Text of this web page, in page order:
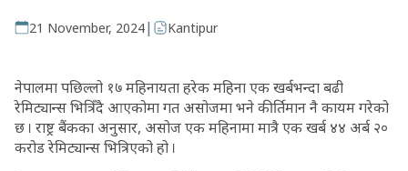
21 November, 2024| Kantipur
नेपालमा पछिल्लो १७ महिनायता हरेक महिना एक खर्बभन्दा बढी
रेमिट्यान्स भित्रिँदै आएकोमा गत असोजमा भने कीर्तिमान नै कायम गरेको
छ । राष्ट्र बैंकका अनुसार, असोज एक महिनामा मात्रै एक खर्ब ४४ अर्ब २०
करोड रेमिट्यान्स भित्रिएको हो ।